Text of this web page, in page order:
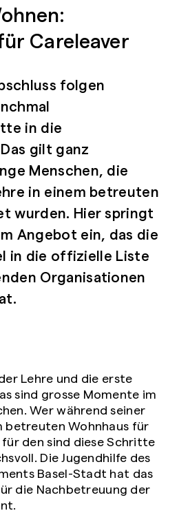
Careleaver
folgen
in die
gilt ganz
Menschen, die
in einem betreuten
wurden. Hier springt
Angebot ein, das die
in die offizielle Liste
Organisationen
Lehre und die erste
sind grosse Momente im
Wer während seiner
betreuten Wohnhaus für
den sind diese Schritte
Die Jugendhilfe des
Basel-Stadt hat das
die Nachbetreuung der